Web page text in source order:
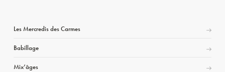
Les Mercredis des Carmes
Babillage
Mix’âges